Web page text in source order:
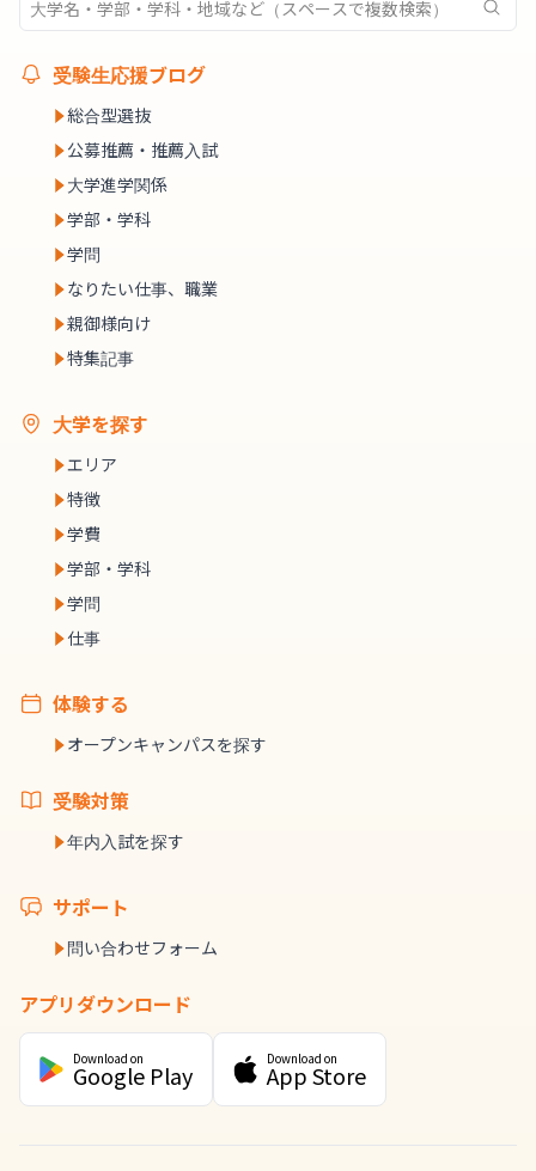
受験生応援ブログ
総合型選抜
公募推薦・推薦入試
大学進学関係
学部・学科
学問
なりたい仕事、職業
親御様向け
特集記事
大学を探す
エリア
特徴
学費
学部・学科
学問
仕事
体験する
オープンキャンパスを探す
受験対策
年内入試を探す
サポート
問い合わせフォーム
アプリダウンロード
Download on
Google Play
Download on
App Store